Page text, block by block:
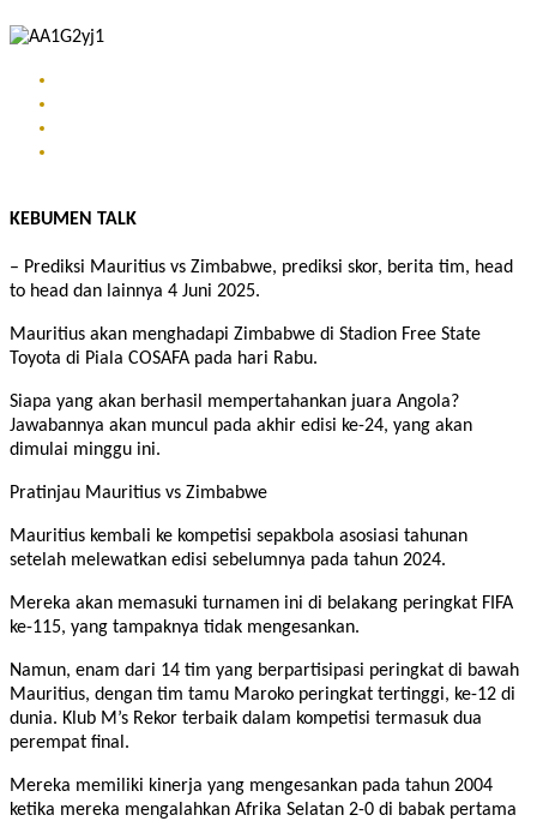
KEBUMEN TALK
– Prediksi Mauritius vs Zimbabwe, prediksi skor, berita tim, head
to head dan lainnya 4 Juni 2025.
Mauritius akan menghadapi Zimbabwe di Stadion Free State
Toyota di Piala COSAFA pada hari Rabu.
Siapa yang akan berhasil mempertahankan juara Angola?
Jawabannya akan muncul pada akhir edisi ke-24, yang akan
dimulai minggu ini.
Pratinjau Mauritius vs Zimbabwe
Mauritius kembali ke kompetisi sepakbola asosiasi tahunan
setelah melewatkan edisi sebelumnya pada tahun 2024.
Mereka akan memasuki turnamen ini di belakang peringkat FIFA
ke-115, yang tampaknya tidak mengesankan.
Namun, enam dari 14 tim yang berpartisipasi peringkat di bawah
Mauritius, dengan tim tamu Maroko peringkat tertinggi, ke-12 di
dunia. Klub M’s Rekor terbaik dalam kompetisi termasuk dua
perempat final.
Mereka memiliki kinerja yang mengesankan pada tahun 2004
ketika mereka mengalahkan Afrika Selatan 2-0 di babak pertama